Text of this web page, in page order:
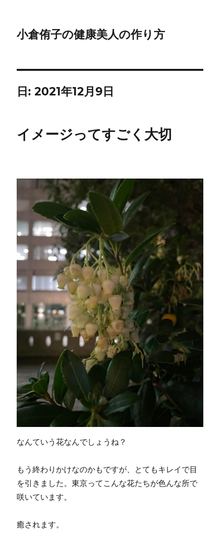
小倉侑子の健康美人の作り方
日:2021年12月9日
イメージってすごく大切
なんていう花なんでしょうね？
もう終わりかけなのかもですが、とてもキレイで目
を引きました。東京ってこんな花たちが色んな所で
咲いています。
癒されます。